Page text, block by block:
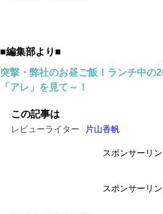
■編集部より■
突撃・弊社のお昼ご飯！ランチ中の
「アレ」を見て～！
この記事は
レビューライター 片山香帆
スポンサーリ
スポンサーリ